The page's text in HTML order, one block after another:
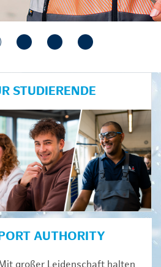
STUDIERENDE
AUTHORITY